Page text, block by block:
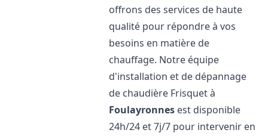
offrons des services de haute
qualité pour répondre à vos
besoins en matière de
chauffage. Notre équipe
d'installation et de dépannage
de chaudière Frisquet à
Foulayronnes est disponible
24h/24 et 7j/7 pour intervenir en